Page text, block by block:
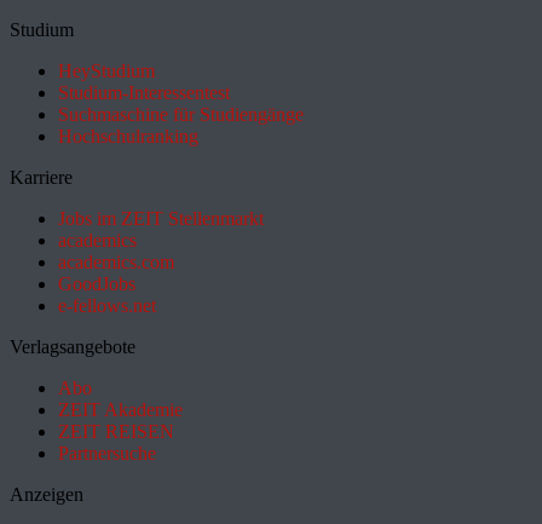
Studium
HeyStudium
Studium-Interessentest
Suchmaschine für Studiengänge
Hochschulranking
Karriere
Jobs im ZEIT Stellenmarkt
academics
academics.com
GoodJobs
e-fellows.net
Verlagsangebote
Abo
ZEIT Akademie
ZEIT REISEN
Partnersuche
Anzeigen